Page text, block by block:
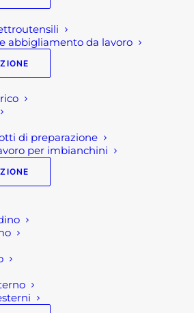
abbigliamento da lavoro
di preparazione
per imbianchini
E TAVOLO IN